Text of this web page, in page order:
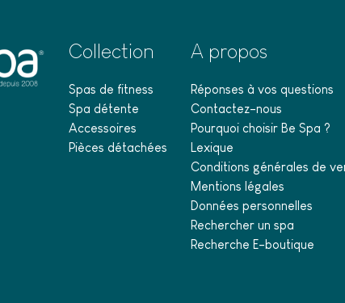
Collection
Spas de fitness
Spa détente
Accessoires
Pièces détachées
A propos
Réponses à vos questions
Contactez-nous
Pourquoi choisir Be Spa ?
Lexique
Conditions générales de
Mentions légales
Données personnelles
Rechercher un spa
Recherche E-boutique